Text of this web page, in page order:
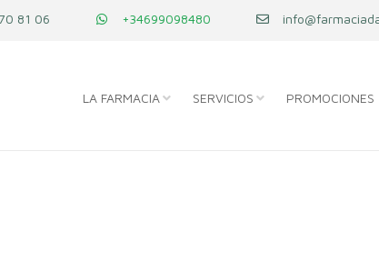
81 06 +34699098480
LA FARMACIA SERVICIOS PROMOCIONES